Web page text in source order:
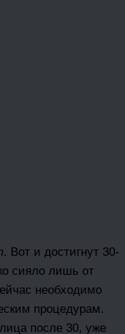
. Вот и достигнут 30-
сияло лишь от
необходимо
процедурам.
после 30, уже